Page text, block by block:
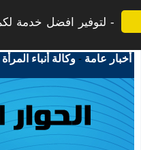
لتوفير افضل خدمة
أخبار عامة -وكالة أنباء المرأة